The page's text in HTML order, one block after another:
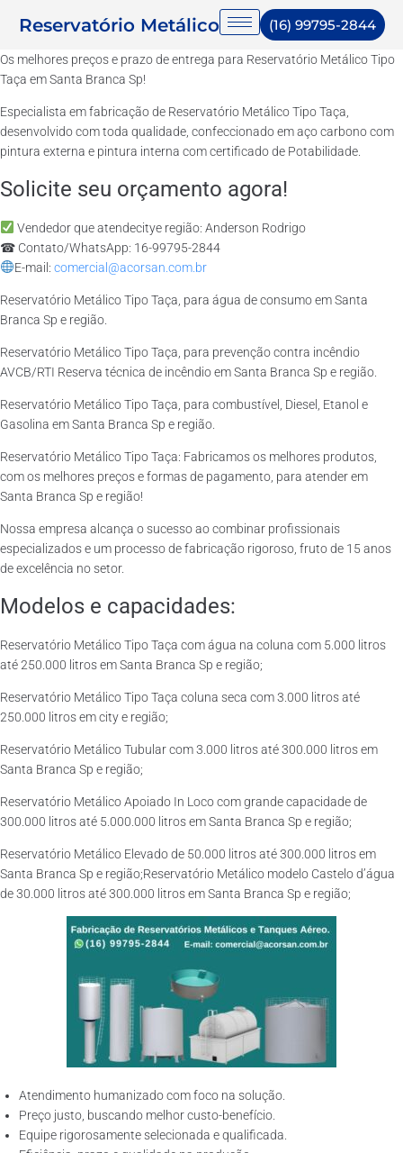
Reservatório Metálico (16) 99795-2844
Os melhores preços e prazo de entrega para Reservatório Metálico Tipo
Taça em Santa Branca Sp!
Especialista em fabricação de Reservatório Metálico Tipo Taça,
desenvolvido com toda qualidade, confeccionado em aço carbono com
pintura externa e pintura interna com certificado de Potabilidade.
Solicite seu orçamento agora!
Vendedor que atendecitye região: Anderson Rodrigo
☎ Contato/WhatsApp: 16-99795-2844
E-mail: comercial@acorsan.com.br
Reservatório Metálico Tipo Taça, para água de consumo em Santa
Branca Sp e região.
Reservatório Metálico Tipo Taça, para prevenção contra incêndio
AVCB/RTI Reserva técnica de incêndio em Santa Branca Sp e região.
Reservatório Metálico Tipo Taça, para combustível, Diesel, Etanol e
Gasolina em Santa Branca Sp e região.
Reservatório Metálico Tipo Taça: Fabricamos os melhores produtos,
com os melhores preços e formas de pagamento, para atender em
Santa Branca Sp e região!
Nossa empresa alcança o sucesso ao combinar profissionais
especializados e um processo de fabricação rigoroso, fruto de 15 anos
de excelência no setor.
Modelos e capacidades:
Reservatório Metálico Tipo Taça com água na coluna com 5.000 litros
até 250.000 litros em Santa Branca Sp e região;
Reservatório Metálico Tipo Taça coluna seca com 3.000 litros até
250.000 litros em city e região;
Reservatório Metálico Tubular com 3.000 litros até 300.000 litros em
Santa Branca Sp e região;
Reservatório Metálico Apoiado In Loco com grande capacidade de
300.000 litros até 5.000.000 litros em Santa Branca Sp e região;
Reservatório Metálico Elevado de 50.000 litros até 300.000 litros em
Santa Branca Sp e região;Reservatório Metálico modelo Castelo d’água
de 30.000 litros até 300.000 litros em Santa Branca Sp e região;
Atendimento humanizado com foco na solução.
Preço justo, buscando melhor custo-benefício.
Equipe rigorosamente selecionada e qualificada.